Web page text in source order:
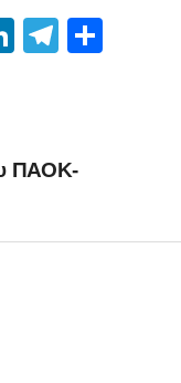
LinkedIn
Telegram
ΠΑΟΚ-